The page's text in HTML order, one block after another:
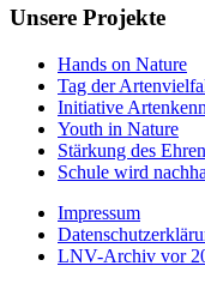
Unsere Projekte
Hands on Nature
Tag der
Initiative
Youth in Nature
Stärkung des
Schule wird
Impressum
LNV-Archiv vor